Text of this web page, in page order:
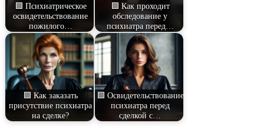
🟩 Психиатрическое
освидетельствование
пожилого…
🟩 Как проходит
обследование у
психиатра перед…
🟩 Как заказать
присутствие психиатра
на сделке?
🟩 Освидетельствование
психиатра перед
сделкой с…